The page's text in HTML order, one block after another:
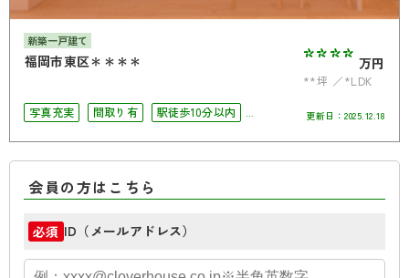
新築一戸建て
福岡市東区＊＊＊＊ **** 万円
**坪
*LDK
写真充実
間取り有
駅徒歩10分以内
更新日： 2025.12.18
会員の方はこちら
必須 ID（メールアドレス）